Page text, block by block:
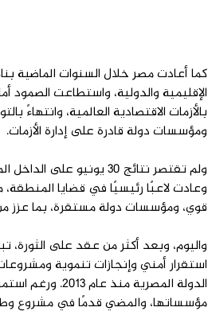
كما أعادت مصر خلال السنوات الماضية
الإقليمية والدولية، واستطاعت الصمود
بالأزمات الاقتصادية العالمية، وانتهاءً
ومؤسسات دولة قادرة على إدارة الأزمات.
ولم تقتصر نتائج 30
وعادت لاعبًا رئيسيًا في قضايا
قوي، ومؤسسات دولة مستقرة، بما عزز
واليوم، وبعد أكثر من عقد على
استقرار أمني وإنجازات تنموية
الدولة
مؤسساتها، والمضي قدمًا في مشروع